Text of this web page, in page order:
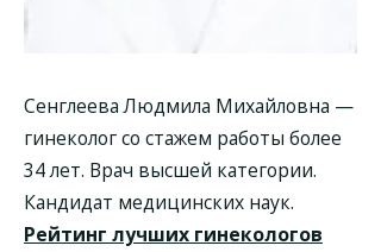
Сенглеева Людмила Михайловна —
гинеколог со стажем работы более
34 лет. Врач высшей категории.
Кандидат медицинских наук.
Рейтинг лучших гинекологов